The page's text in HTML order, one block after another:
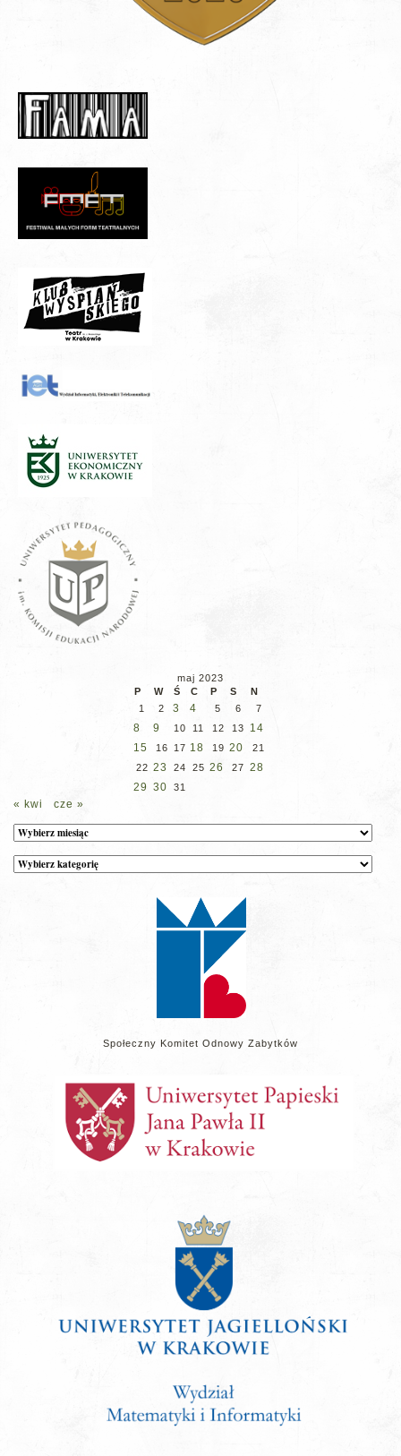
maj 2023
P
W Ś C P S
N
1
2 3 4 5 6 7
8 9 10 11 12 13
14
15
16 17 18 19 20
21
22 23 24 25 26 27 28
29 30 31
« kwi cze »
Archiwum
Kategorie
wpisów
Społeczny Komitet Odnowy Zabytków